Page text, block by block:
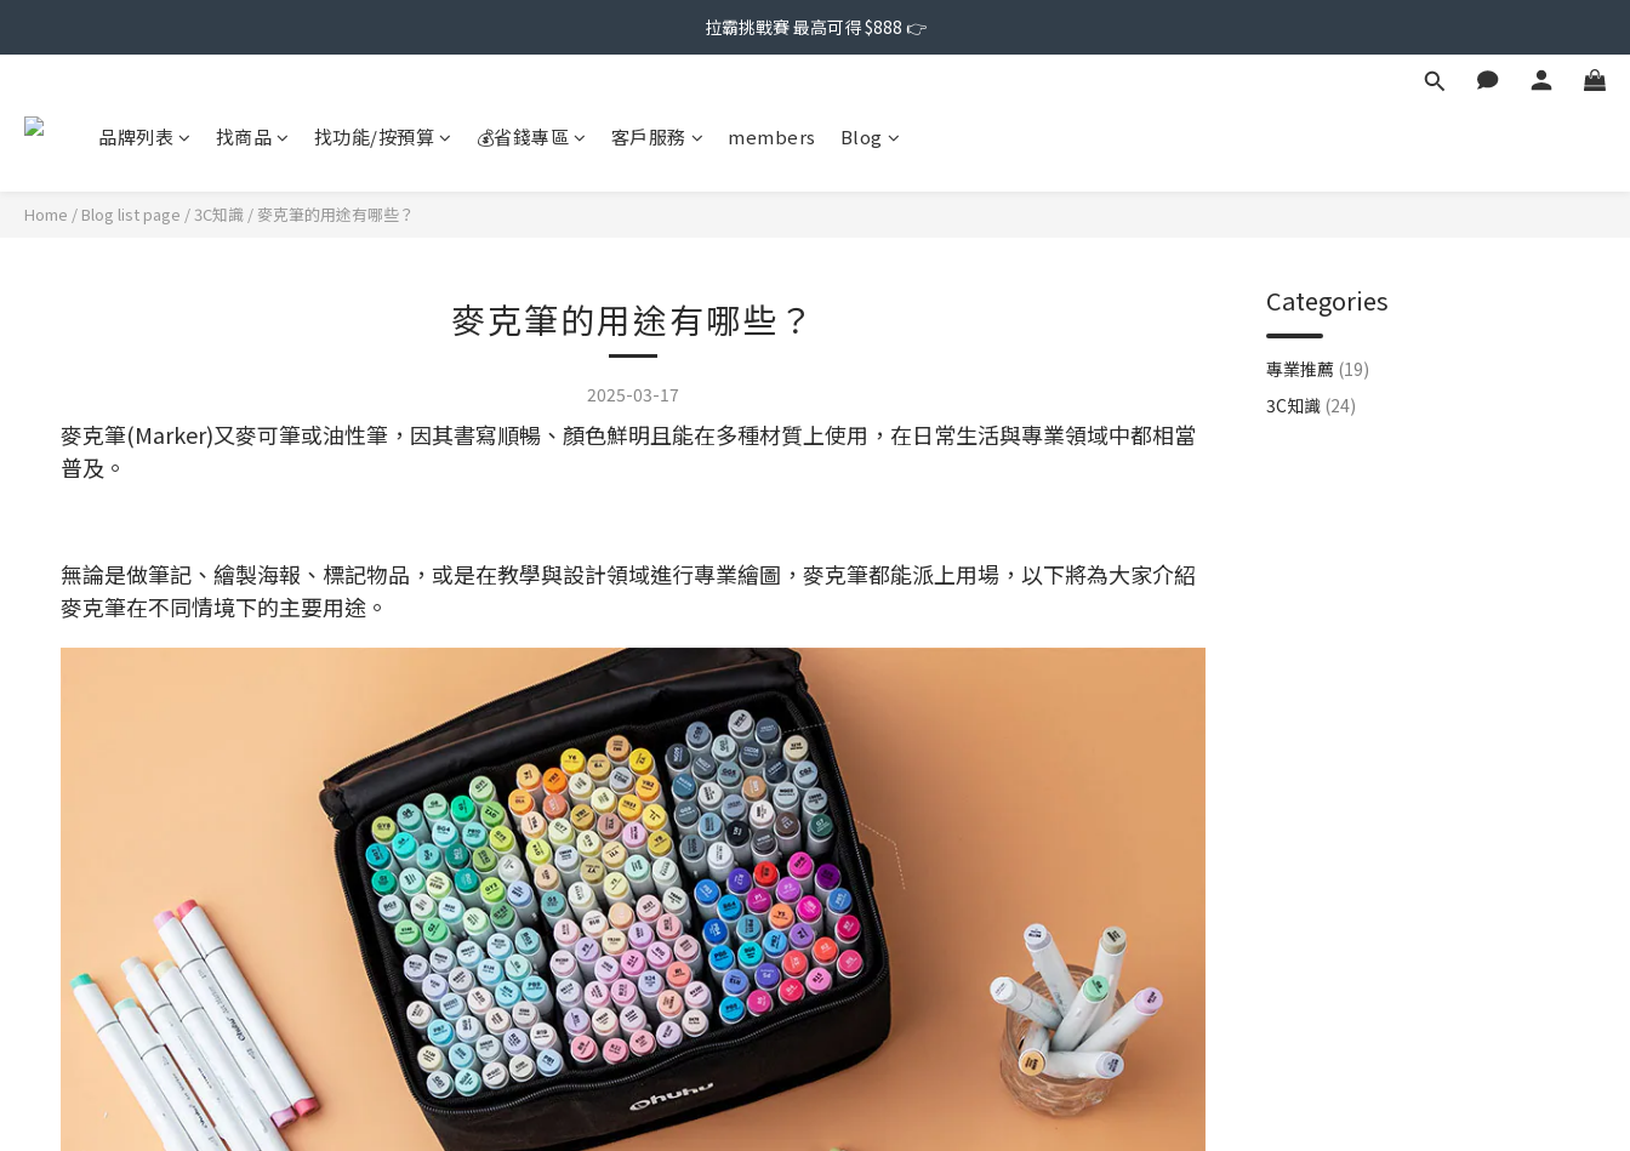
拉霸挑戰賽 最高可得 $888 👉
品牌列表 找商品 找功能/按預算 💰省錢專區 客戶服務 members Blog
Home / Blog list page /3C知識 / 麥克筆的用途有哪些？
麥克筆的用途有哪些？
2025-03-17
麥克筆(Marker)又麥可筆或油性筆，因其書寫順暢、顏色鮮明且能在多種材質上使用，在日常生活與專業領域中都相當
普及。
無論是做筆記、繪製海報、標記物品，或是在教學與設計領域進行專業繪圖，麥克筆都能派上用場，以下將為大家介紹
麥克筆在不同情境下的主要用途。
Categories
專業推薦 (19)
3C知識 (24)